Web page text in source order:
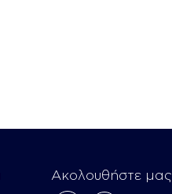
Ακολουθήστε μας